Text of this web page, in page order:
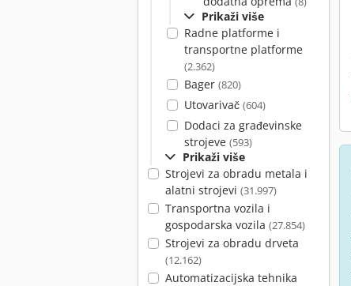
Prikaži više
Radne platforme i
transportne platforme
(2.362)
Bager (820)
Utovarivač (604)
Dodaci za građevinske
strojeve (593)
Prikaži više
Strojevi za obradu metala i
alatni strojevi (31.997)
Transportna vozila i
gospodarska vozila (27.854)
Strojevi za obradu drveta
(12.162)
Automatizacijska tehnika